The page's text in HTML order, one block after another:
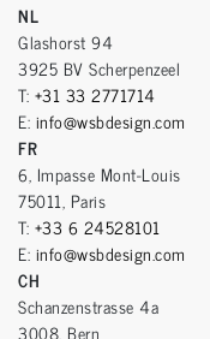
NL
Glashorst 94
3925 BV Scherpenzeel
T: +31 33 2771714
E: info@wsbdesign.com
FR
6, Impasse Mont-Louis
75011, Paris
T: +33 6 24528101
E: info@wsbdesign.com
CH
Schanzenstrasse 4a
3008, Bern